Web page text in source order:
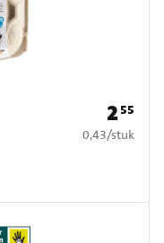
Prijs: €
255
€ 0,43 per stuk
0,43/stuk